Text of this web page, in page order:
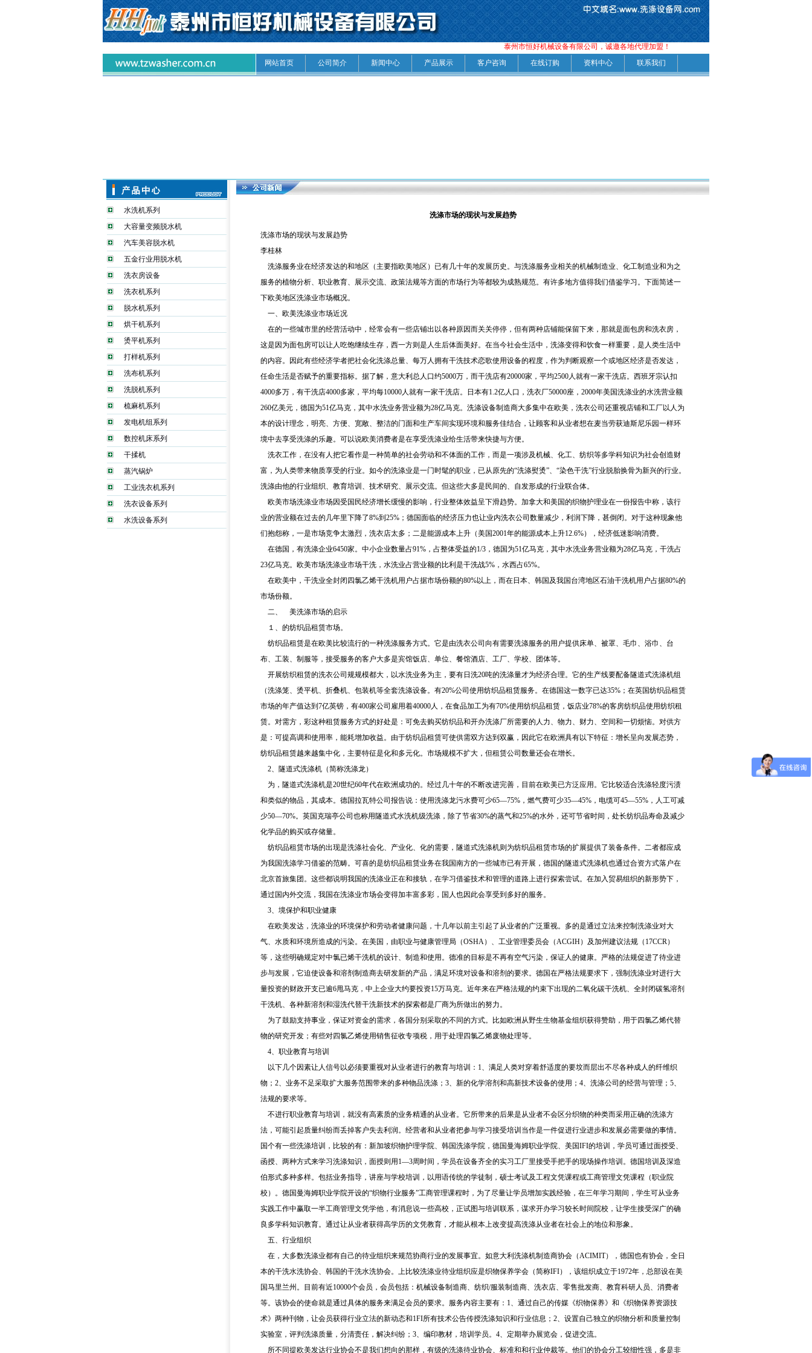
泰州市恒好机械设备有限公司，诚邀各地代理加盟！
网站首页
公司简介 新闻中心 产品展示 客户咨询 在线订购 资料中心 联系我们
水洗机系列
大容量变频脱水机
汽车美容脱水机
五金行业用脱水机
洗衣房设备
洗衣机系列
脱水机系列
烘干机系列
烫平机系列
打样机系列
洗布机系列
洗脱机系列
梳麻机系列
发电机组系列
数控机床系列
干揉机
蒸汽锅炉
工业洗衣机系列
洗衣设备系列
水洗设备系列
洗涤市场的现状与发展趋势
洗涤市场的现状与发展趋势
李桂林
洗涤服务业在经济发达的和地区（主要指欧美地区）已有几十年的发展历史。与洗涤服务业相关的机械制造业、化工制造业和为之
服务的植物分析、职业教育、展示交流、政策法规等方面的市场行为等都较为成熟规范。有许多地方值得我们借鉴学习。下面简述一
下欧美地区洗涤业市场概况。
一、欧美洗涤业市场近况
在的一些城市里的经营活动中，经常会有一些店铺出以各种原因而关关停停，但有两种店铺能保留下来，那就是面包房和洗衣房，
这是因为面包房可以让人吃饱继续生存，西一方则是人生后体面美好。在当今社会生活中，洗涤变得和饮食一样重要，是人类生活中
的内容。因此有些经济学者把社会化洗涤总量、每万人拥有干洗技术恋歌使用设备的程度，作为判断观察一个或地区经济是否发达，
任命生活是否赋予的重要指标。据了解，意大利总人口约5000万，而干洗店有20000家，平均2500人就有一家干洗店。西班牙宗认扣
4000多万，有干洗店4000多家，平均每10000人就有一家干洗店。日本有1.2亿人口，洗衣厂50000座，2000年美国洗涤业的水洗营业额
260亿美元，德国为51亿马克，其中水洗业务营业额为28亿马克。洗涤设备制造商大多集中在欧美，洗衣公司还重视店铺和工厂以人为
本的设计理念，明亮、方便、宽敞、整洁的门面和生产车间实现环境和服务佳结合，让顾客和从业者想在麦当劳获迪斯尼乐园一样环
境中去享受洗涤的乐趣。可以说欧美消费者是在享受洗涤业给生活带来快捷与方便。
洗衣工作，在没有人把它看作是一种简单的社会劳动和不体面的工作，而是一项涉及机械、化工、纺织等多学科知识为社会创造财
富，为人类带来物质享受的行业。如今的洗涤业是一门时髦的职业，已从原先的“洗涤熨烫”、“染色干洗”行业脱胎换骨为新兴的行业。
洗涤由他的行业组织、教育培训、技术研究、展示交流。但这些大多是民间的、自发形成的行业联合体。
欧美市场洗涤业市场因受国民经济增长缓慢的影响，行业整体效益呈下滑趋势。加拿大和美国的织物护理业在一份报告中称，该行
业的营业额在过去的几年里下降了8%到25%；德国面临的经济压力也让业内洗衣公司数量减少，利润下降，甚倒闭。对于这种现象他
们抱怨称，一是市场竞争太激烈，洗衣店太多；二是能源成本上升（美国2001年的能源成本上升12.6%），经济低迷影响消费。
在德国，有洗涤企业6450家。中小企业数量占91%，占整体受益的1/3，德国为51亿马克，其中水洗业务营业额为28亿马克，干洗占
23亿马克。欧美市场洗涤业市场干洗，水洗业占营业额的比利是干洗战5%，水西占65%。
在欧美中，干洗业全封闭四氯乙烯干洗机用户占据市场份额的80%以上，而在日本、韩国及我国台湾地区石油干洗机用户占据80%的
市场份额。
二、
美洗涤市场的启示
１、的纺织品租赁市场。
纺织品租赁是在欧美比较流行的一种洗涤服务方式。它是由洗衣公司向有需要洗涤服务的用户提供床单、被罩、毛巾、浴巾、台
布、工装、制服等，接受服务的客户大多是宾馆饭店、单位、餐馆酒店、工厂、学校、团体等。
开展纺织租赁的洗衣公司规规模都大，以水洗业务为主，要有日洗20吨的洗涤量才为经济合理。它的生产线要配备隧道式洗涤机组
（洗涤笼、烫平机、折叠机、包装机等全套洗涤设备。有20%公司使用纺织品租赁服务。在德国这一数字已达35%；在英国纺织品租赁
市场的年产值达到7亿英镑，有400家公司雇用着40000人，在食品加工为有70%使用纺织品租赁，饭店业78%的客房纺织品使用纺织租
赁。对需方，彩这种租赁服务方式的好处是：可免去购买纺织品和开办洗涤厂所需要的人力、物力、财力、空间和一切烦恼。对供方
是：可提高调和使用率，能耗增加收益。由于纺织品租赁可使供需双方达到双赢，因此它在欧洲具有以下特征：增长呈向发展态势，
纺织品租赁越来越集中化，主要特征是化和多元化。市场规模不扩大，但租赁公司数量还会在增长。
2、隧道式洗涤机（简称洗涤龙）
为，隧道式洗涤机是20世纪60年代在欧洲成功的。经过几十年的不断改进完善，目前在欧美已方泛应用。它比较适合洗涤轻度污渍
和类似的物品，其成本。德国拉瓦特公司报告说：使用洗涤龙污水费可少65—75%，燃气费可少35—45%，电缆可45—55%，人工可减
少50—70%。英国克瑞亭公司也称用隧道式水洗机级洗涤，除了节省30%的蒸气和25%的水外，还可节省时间，处长纺织品寿命及减少
化学品的购买或存储量。
纺织品租赁市场的出现是洗涤社会化、产业化、化的需要，隧道式洗涤机则为纺织品租赁市场的扩展提供了装备条件。二者都应成
为我国洗涤学习借鉴的范畴。可喜的是纺织品租赁业务在我国南方的一些城市已有开展，德国的隧道式洗涤机也通过合资方式落户在
北京首旅集团。这些都说明我国的洗涤业正在和接轨，在学习借鉴技术和管理的道路上进行探索尝试。在加入贸易组织的新形势下，
通过国内外交流，我国在洗涤业市场会变得加丰富多彩，国人也因此会享受到多好的服务。
3、境保护和职业健康
在欧美发达，洗涤业的环境保护和劳动者健康问题，十几年以前主引起了从业者的广泛重视。多的是通过立法来控制洗涤业对大
气、水质和环境所造成的污染。在美国，由职业与健康管理局（OSHA）、工业管理委员会（ACGIH）及加州建议法规（17CCR）
等，这些明确规定对中氯已烯干洗机的设计、制造和使用。德准的目标是不再有空气污染，保证人的健康。严格的法规促进了待业进
步与发展，它迫使设备和溶剂制造商去研发新的产品，满足环境对设备和溶剂的要求。德国在严格法规要求下，强制洗涤业对进行大
量投资的财政开支已逾6甩马克，中上企业大约要投资15万马克。近年来在严格法规的约束下出现的二氧化碳干洗机、全封闭碳氢溶剂
干洗机、各种新溶剂和湿洗代替干洗新技术的探索都是厂商为所做出的努力。
为了鼓励支持事业，保证对资金的需求，各国分别采取的不同的方式。比如欧洲从野生生物基金组织获得赞助，用于四氯乙烯代替
物的研究开发；有些对四氯乙烯使用销售征收专项税，用于处理四氯乙烯废物处理等。
4、职业教育与培训
以下几个因素让人信号以必须要重视对从业者进行的教育与培训：1、满足人类对穿着舒适度的要坟而层出不尽各种成人的纤维织
物；2、业务不足采取扩大服务范围带来的多种物品洗涤；3、新的化学溶剂和高新技术设备的使用；4、洗涤公司的经营与管理；5、
法规的要求等。
不进行职业教育与培训，就没有高素质的业务精通的从业者。它所带来的后果是从业者不会区分织物的种类而采用正确的洗涤方
法，可能引起质量纠纷而丢掉客户失去利润。经营者和从业者把参与学习接受培训当作是一件促进行业进步和发展必需要做的事情。
国个有一些洗涤培训，比较的有：新加坡织物护理学院、韩国洗涤学院，德国曼海姆职业学院、美国IFI的培训，学员可通过面授受、
函授、两种方式来学习洗涤知识，面授则用1—3周时间，学员在设备齐全的实习工厂里接受手把手的现场操作培训。德国培训及深造
伯形式多种多样。包括业务指导，讲座与学校培训，以用语传统的学徒制，硕士考试及工程文凭课程或工商管理文凭课程（职业院
校）。德国曼海姆职业学院开设的“织物行业服务”工商管理课程时，为了尽量让学员增加实践经验，在三年学习期间，学生可从业务
实践工作中赢取一半工商管理文凭学他，有消息说一些高校，正试图与培训联系，谋求开办学习较长时间院校，让学生接受深广的确
良多学科知识教育。通过让从业者获得高学历的文凭教育，才能从根本上改变提高洗涤从业者在社会上的地位和形象。
五、行业组织
在，大多数洗涤业都有自己的待业组织来规范协商行业的发展事宜。如意大利洗涤机制造商协会（ACIMIT），德国也有协会，全日
本的干洗水洗协会、韩国的干洗水洗协会。上比较洗涤业待业组织应是织物保养学会（简称IFI），该组织成立于1972年，总部设在美
国马里兰州。目前有近10000个会员，会员包括：机械设备制造商、纺织/服装制造商、洗衣店、零售批发商、教育科研人员、消费者
等。该协会的使命就是通过具体的服务来满足会员的要求。服务内容主要有：1、通过自己的传媒《织物保养》和《织物保养资源技
术》两种刊物，让会员获得行业立法的新动态和1FI所有技术公告传授洗涤知识和行业信息；2、设置自己独立的织物分析和质量控制
实验室，评判洗涤质量，分清责任，解决纠纷；3、编印教材，培训学员。4、定期举办展览会，促进交流。
所不同提欧美发达行业协会不是我们想向的那样，有级的洗涤待业协会、标准和和行业仲裁等。他们的协会分工较细性强，多是非